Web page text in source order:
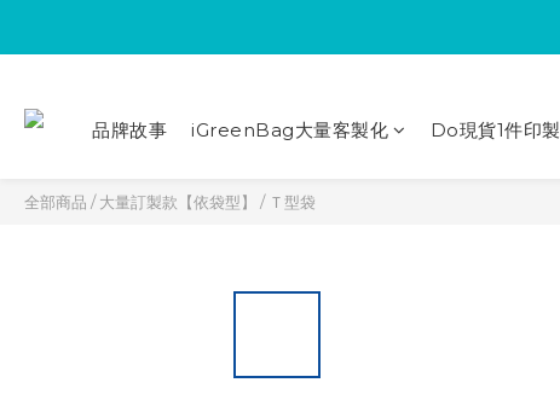
品牌故事 iGreenBag大量客製化 Do現貨1件印製
全部商品 /大量訂製款【依袋型】 / Ｔ型袋